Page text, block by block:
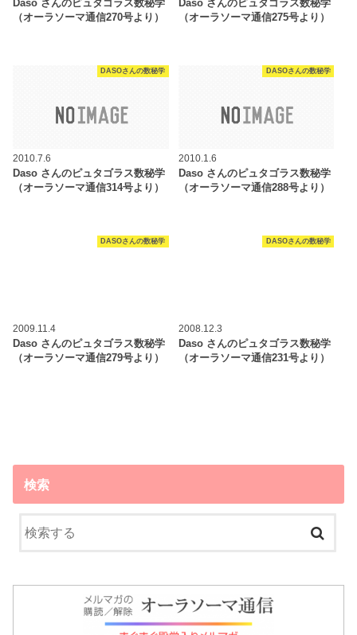
Daso さんのピュタゴラス数秘学
（オーラソーマ通信270号より）
Daso さんのピュタゴラス数秘学
（オーラソーマ通信275号より）
DASOさんの数秘学
2010.7.6
Daso さんのピュタゴラス数秘学
（オーラソーマ通信314号より）
DASOさんの数秘学
2010.1.6
Daso さんのピュタゴラス数秘学
（オーラソーマ通信288号より）
DASOさんの数秘学
2009.11.4
Daso さんのピュタゴラス数秘学
（オーラソーマ通信279号より）
DASOさんの数秘学
2008.12.3
Daso さんのピュタゴラス数秘学
（オーラソーマ通信231号より）
検索